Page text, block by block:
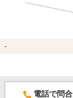
-
電話で問